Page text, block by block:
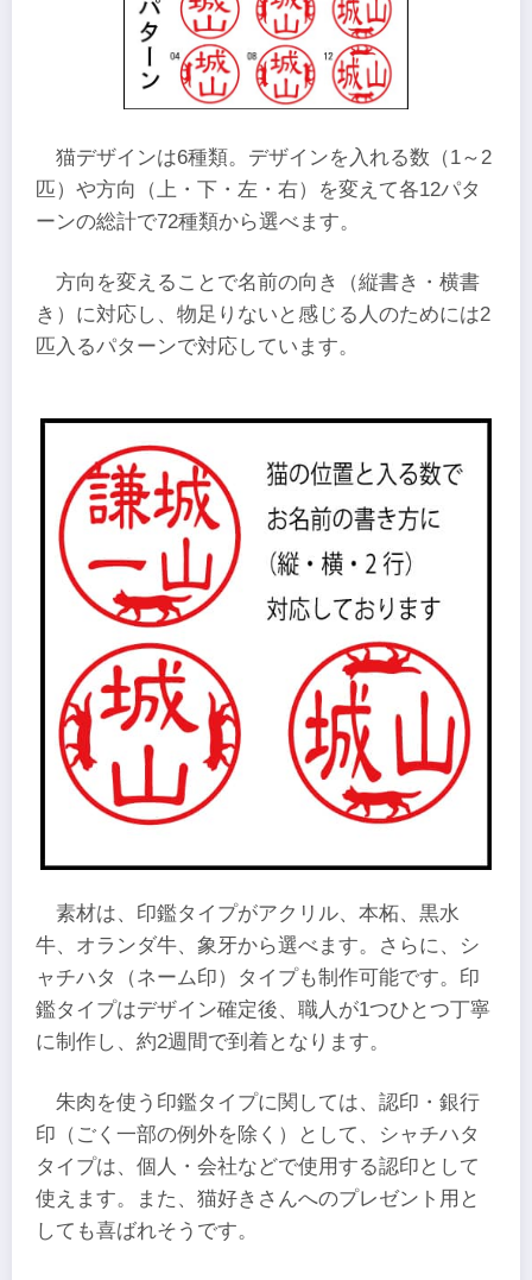
猫デザインは6種類。デザインを入れる数（1～2
匹）や方向（上・下・左・右）を変えて各12パタ
ーンの総計で72種類から選べます。
方向を変えることで名前の向き（縦書き・横書
き）に対応し、物足りないと感じる人のためには2
匹入るパターンで対応しています。
素材は、印鑑タイプがアクリル、本柘、黒水
牛、オランダ牛、象牙から選べます。さらに、シ
ャチハタ（ネーム印）タイプも制作可能です。印
鑑タイプはデザイン確定後、職人が1つひとつ丁寧
に制作し、約2週間で到着となります。
朱肉を使う印鑑タイプに関しては、認印・銀行
印（ごく一部の例外を除く）として、シャチハタ
タイプは、個人・会社などで使用する認印として
使えます。また、猫好きさんへのプレゼント用と
しても喜ばれそうです。